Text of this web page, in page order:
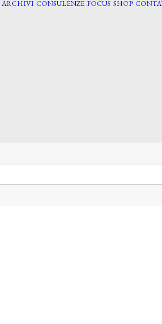
ARCHIVI CONSULENZE FOCUS SHOP